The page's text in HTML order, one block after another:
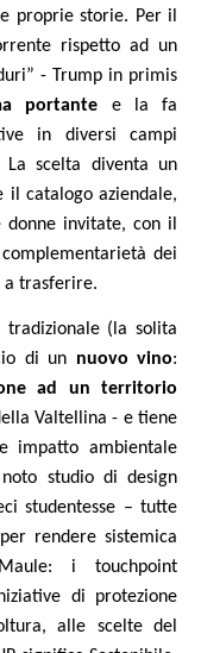
proprie storie. Per il
rispetto ad un
- Trump in primis
portante e la fa
in diversi campi
La scelta diventa un
il catalogo aziendale,
invitate, con il
dei
a trasferire.
(la solita
di un nuovo vino:
ad un territorio
Valtellina - e tiene
impatto ambientale
studio di design
studentesse – tutte
rendere sistemica
Maule: i touchpoint
di protezione
alle scelte del